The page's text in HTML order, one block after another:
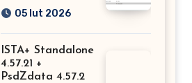
05 lut 2026
ISTA+ Standalone
4.57.21 +
PsdZdata 4.57.2